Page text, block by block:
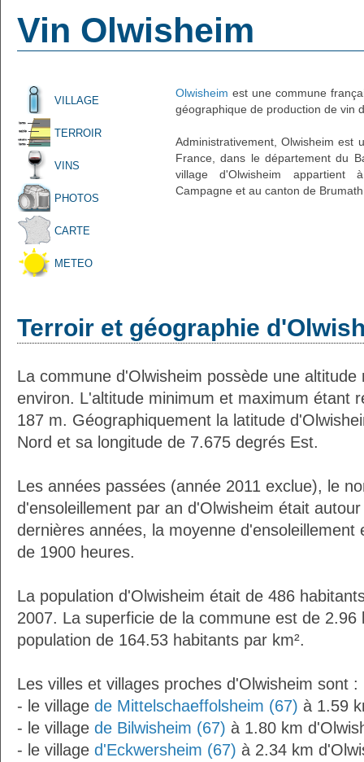
Vin Olwisheim
VILLAGE
TERROIR
VINS
PHOTOS
CARTE
METEO
Olwisheim est une commune
géographique de production de vin
Administrativement, Olwisheim est
France, dans le département du
village d'Olwisheim appartient
Campagne et au canton de
Terroir et géographie
La commune d'Olwisheim possède une
environ. L'altitude minimum et maximum étant
187 m. Géographiquement la latitude
Nord et sa longitude de 7.675 degrés Est.
Les années passées (année 2011 exclue), le
d'ensoleillement par an d'Olwisheim était
dernières années, la moyenne d'ensoleillement
de 1900 heures.
La population d'Olwisheim était de 486
2007. La superficie de la commune est de 2.96
population de 164.53 habitants par km².
Les villes et villages proches d'Olwisheim sont :
- le village de Mittelschaeffolsheim (67) à 1.59
- le village de Bilwisheim (67) à 1.80 km
- le village d'Eckwersheim (67) à 2.34 km